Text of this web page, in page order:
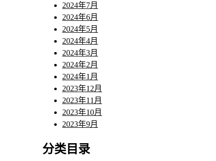
2024年7月
2024年6月
2024年5月
2024年4月
2024年3月
2024年2月
2024年1月
2023年12月
2023年11月
2023年10月
2023年9月
分类目录